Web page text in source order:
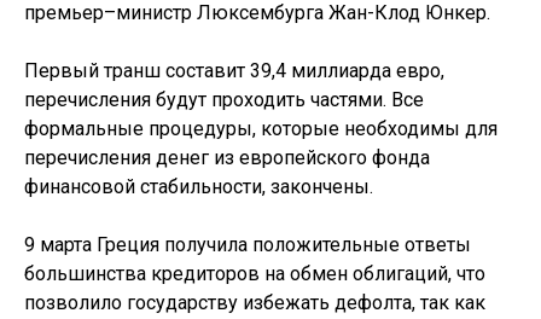
премьер–министр Люксембурга Жан-Клод Юнкер.
Первый транш составит 39,4 миллиарда евро,
перечисления будут проходить частями. Все
формальные процедуры, которые необходимы для
перечисления денег из европейского фонда
финансовой стабильности, закончены.
9 марта Греция получила положительные ответы
большинства кредиторов на обмен облигаций, что
позволило государству избежать дефолта, так как